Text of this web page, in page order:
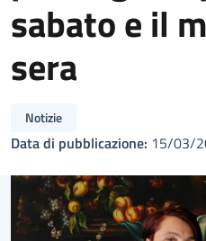
sabato e il
sera
Notizie
Data di pubblicazione: 15/03/